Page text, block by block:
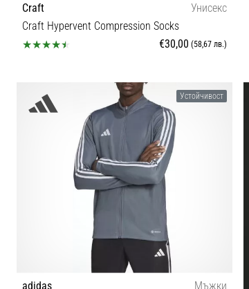
Craft
Унисекс
Craft Hypervent Compression Socks
€30,00 (58,67 лв.)
34/36 37/39 40/42 43/45 46/48Устойчивост
adidas
Мъжки